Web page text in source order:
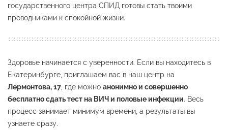
государственного центра СПИД готовы стать твоими
проводниками к спокойной жизни.
Здоровье начинается с уверенности. Если вы находитесь в
Екатеринбурге, приглашаем вас в наш центр на
Лермонтова, 17 , где можно анонимно и совершенно
бесплатно сдать тест на ВИЧ и половые инфекции. Весь
процесс занимает минимум времени, а результаты вы
узнаете сразу.